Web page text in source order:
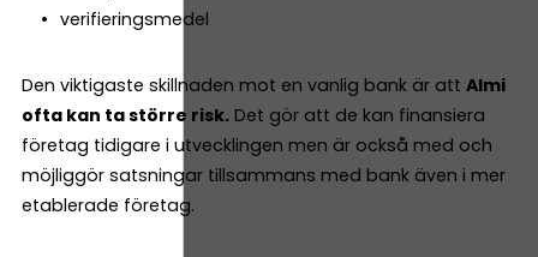
verifieringsmedel
Den viktigaste skillnaden mot en vanlig bank är att Almi
ofta kan ta större risk. Det gör att de kan finansiera
företag tidigare i utvecklingen men är också med och
möjliggör satsningar tillsammans med bank även i mer
etablerade företag.